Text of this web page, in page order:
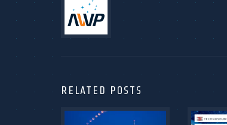
RELATED POSTS